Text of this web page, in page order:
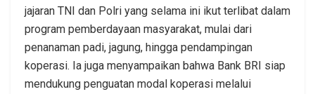
jajaran TNI dan Polri yang selama ini ikut terlibat dalam
program pemberdayaan masyarakat, mulai dari
penanaman padi, jagung, hingga pendampingan
koperasi. Ia juga menyampaikan bahwa Bank BRI siap
mendukung penguatan modal koperasi melalui